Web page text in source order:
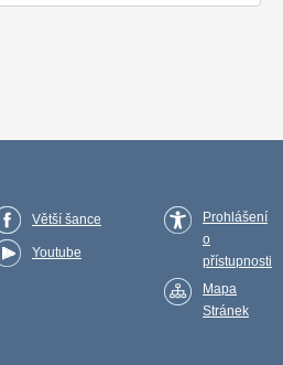
Větší šance
Youtube
Prohlášení
o
přístupnosti
Mapa
Stránek